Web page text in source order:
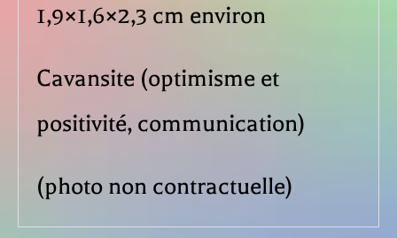
1,9×1,6×2,3 cm environ
Cavansite (optimisme et
positivité, communication)
(photo non contractuelle)